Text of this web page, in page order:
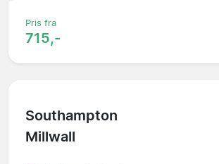
Pris fra
715,-
Southampton
Millwall